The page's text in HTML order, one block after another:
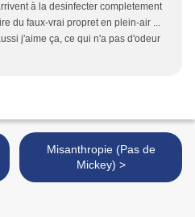
à la desinfecter completement
du faux-vrai propret en plein-air ...
j'aime ça, ce qui n'a pas d'odeur
Misanthropie (Pas de
Mickey) >